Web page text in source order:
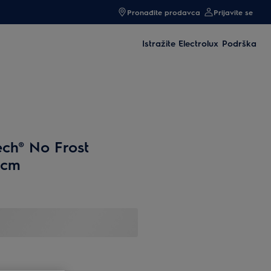
Pronađite prodavca Prijavite se
Istražite Electrolux Podrška
No Frost